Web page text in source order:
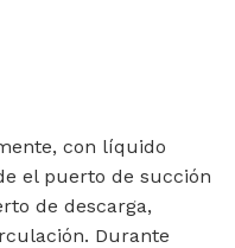
con líquido
el puerto de succión
de descarga,
Durante